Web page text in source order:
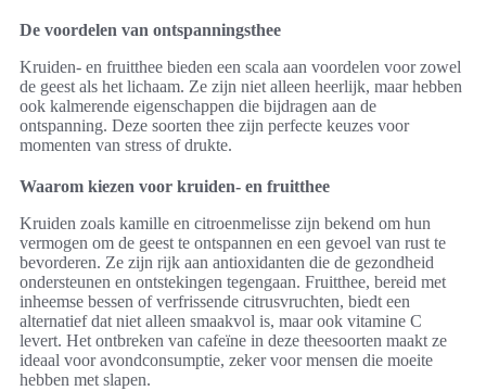
De voordelen van ontspanningsthee
Kruiden- en fruitthee bieden een scala aan voordelen voor zowel
de geest als het lichaam. Ze zijn niet alleen heerlijk, maar hebben
ook kalmerende eigenschappen die bijdragen aan de
ontspanning. Deze soorten thee zijn perfecte keuzes voor
momenten van stress of drukte.
Waarom kiezen voor kruiden- en fruitthee
Kruiden zoals kamille en citroenmelisse zijn bekend om hun
vermogen om de geest te ontspannen en een gevoel van rust te
bevorderen. Ze zijn rijk aan antioxidanten die de gezondheid
ondersteunen en ontstekingen tegengaan. Fruitthee, bereid met
inheemse bessen of verfrissende citrusvruchten, biedt een
alternatief dat niet alleen smaakvol is, maar ook vitamine C
levert. Het ontbreken van cafeïne in deze theesoorten maakt ze
ideaal voor avondconsumptie, zeker voor mensen die moeite
hebben met slapen.